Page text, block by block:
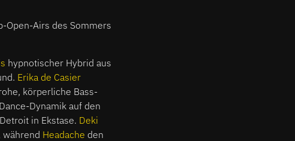
Open-Airs des Sommers
hypnotischer Hybrid aus
Erika de Casier
körperliche Bass-
Dynamik auf den
in Ekstase. Deki
während Headache den